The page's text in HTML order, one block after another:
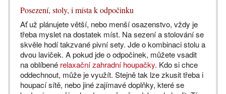
Posezení, stoly, i místa k odpočinku
Ať už plánujete větší, nebo menší osazenstvo, vždy je
třeba myslet na dostatek míst. Na sezení a stolování se
skvěle hodí takzvané pivní sety. Jde o kombinaci stolu a
dvou laviček. A pokud jde o odpočinek, můžete vsadit
na oblíbené relaxační zahradní houpačky. Kdo si chce
oddechnout, může je využít. Stejně tak lze zkusit třeba i
houpací sítě, nebo jiné zajímavé doplňky, které se